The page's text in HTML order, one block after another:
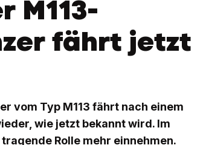
M113-
fährt jetzt
vom Typ M113 fährt nach einem
wie jetzt bekannt wird. Im
Rolle mehr einnehmen.